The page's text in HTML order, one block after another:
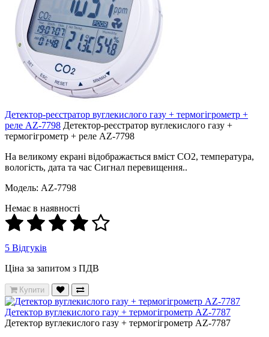
Детектор-реєстратор вуглекислого газу + термогігрометр +
реле AZ-7798 Детектор-реєстратор вуглекислого газу +
термогігрометр + реле AZ-7798
На великому екрані відображається вміст СО2, температура,
вологість, дата та час Сигнал перевищення..
Модель: AZ-7798
Немає в наявності
5 Відгуків
Ціна за запитом з ПДВ
Купити
Детектор вуглекислого газу + термогігрометр AZ-7787
Детектор вуглекислого газу + термогігрометр AZ-7787